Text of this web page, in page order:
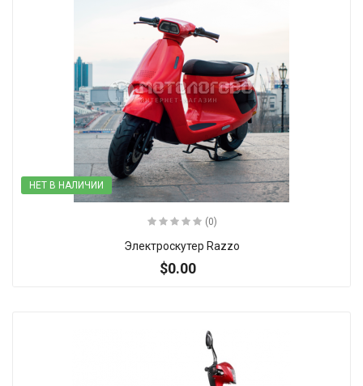
НЕТ В НАЛИЧИИ
(0)
Электроскутер Razzo
$0.00